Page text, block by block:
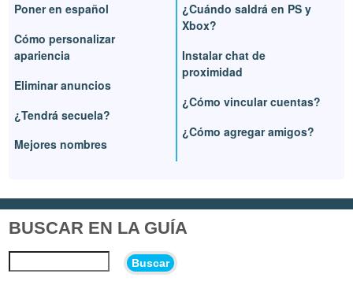
Poner en español
Cómo personalizar
apariencia
Eliminar anuncios
¿Tendrá secuela?
Mejores nombres
¿Cuándo saldrá en PS y
Xbox?
Instalar chat de
proximidad
¿Cómo vincular cuentas?
¿Cómo agregar amigos?
BUSCAR EN LA GUÍA
Buscar